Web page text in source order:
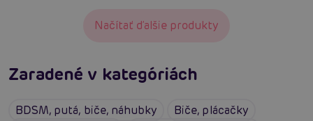
Načítať ďalšie produkty
Zaradené v kategóriách
BDSM, putá, biče, náhubky
Biče, plácačky